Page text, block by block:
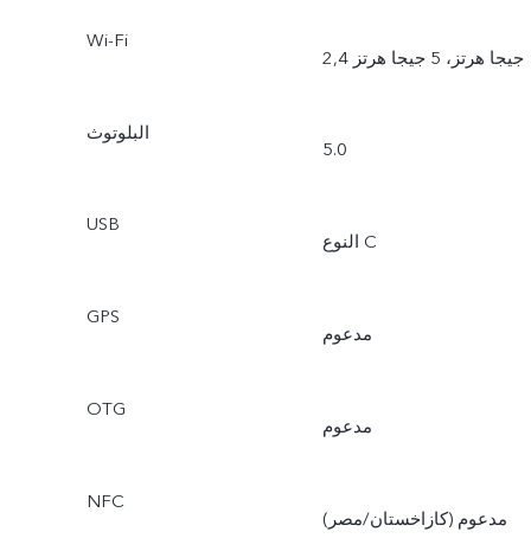
Wi-Fi
2,4 جيجا هرتز، 5 جيجا هرتز
البلوتوث
5.0
USB
النوع C
GPS
مدعوم
OTG
مدعوم
NFC
مدعوم (كازاخستان/مصر)